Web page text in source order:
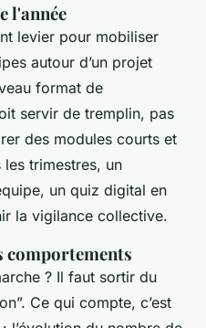
l'année
levier pour mobiliser
autour d’un projet
format de
servir de tremplin, pas
des modules courts et
trimestres, un
un quiz digital en
la vigilance collective.
comportements
? Il faut sortir du
Ce qui compte, c’est